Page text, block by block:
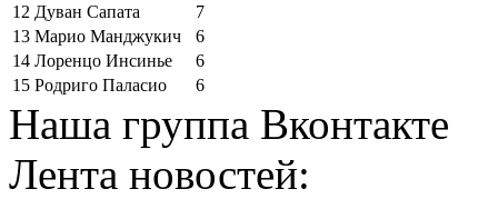
12 Дуван Сапата
7
13 Марио Манджукич
6
14 Лоренцо Инсинье
6
15 Родриго Паласио 6
Наша группа Вконтакте
Лента новостей: